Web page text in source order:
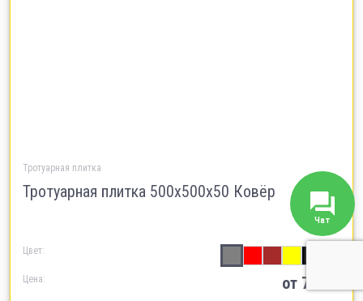
Тротуарная плитка
Тротуарная плитка 500х500х50 Ковёр
Цвет:
Цена: от 750 ₽
Чат